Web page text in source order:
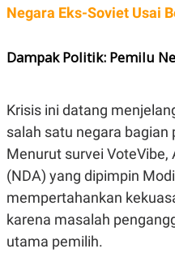
K
T
C
A
D
E
Y
P
S
L
E
A
S
.
D
L
A
K
I
Negara Eks-Soviet Usai
Dampak Politik: Pemilu
Krisis ini datang
salah satu negara bagian
Menurut survei
(NDA) yang dipimpin
mempertahankan
karena masalah
utama pemilih.